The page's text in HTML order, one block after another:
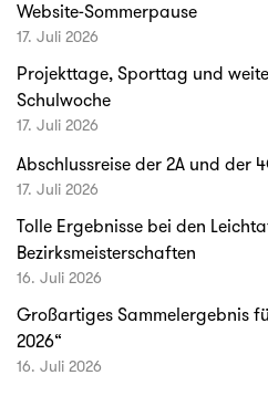
Website-Sommerpause
17. Juli 2026
Projekttage, Sporttag und
Schulwoche
17. Juli 2026
Abschlussreise der 2A und der
17. Juli 2026
Tolle Ergebnisse bei den
Bezirksmeisterschaften
16. Juli 2026
Großartiges Sammelergebnis
2026“
16. Juli 2026